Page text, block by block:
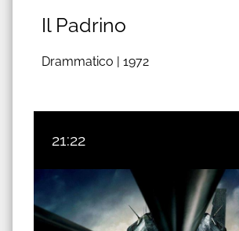
Il Padrino
Drammatico | 1972
21:22